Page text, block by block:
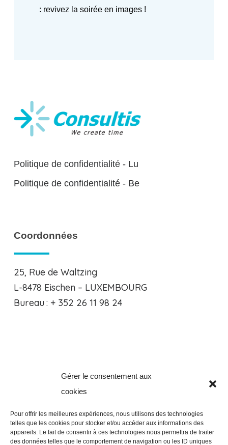
Gérer le consentement aux
cookies
Pour offrir les meilleures expériences, nous utilisons des technologies
telles que les cookies pour stocker et/ou accéder aux informations des
appareils. Le fait de consentir à ces technologies nous permettra de traiter
des données telles que le comportement de navigation ou les ID uniques
: revivez la soirée en images !
Politique de confidentialité - Lu
Politique de confidentialité - Be
Coordonnées
25, Rue de Waltzing
L-8478 Eischen – LUXEMBOURG
Bureau : + 352 26 11 98 24
Clos de la Verveine, 8
B-5101 Erpent – BELGIQUE
Bureau : +32 81 94 65 51